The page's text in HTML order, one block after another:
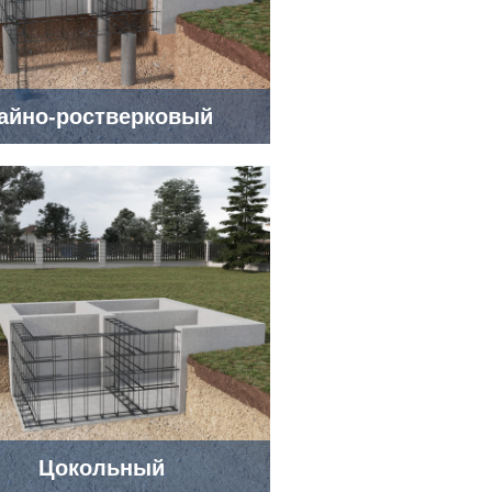
Цокольный
ростверковый